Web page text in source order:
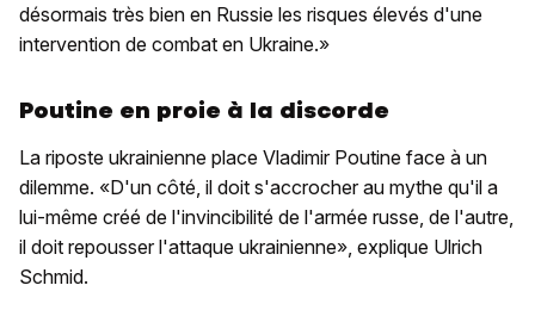
désormais très bien en Russie les risques élevés d'une
intervention de combat en Ukraine.»
Poutine en proie à la discorde
La riposte ukrainienne place Vladimir Poutine face à un
dilemme. «D'un côté, il doit s'accrocher au mythe qu'il a
lui-même créé de l'invincibilité de l'armée russe, de l'autre,
il doit repousser l'attaque ukrainienne», explique Ulrich
Schmid.